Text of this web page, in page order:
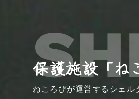
保護施設「ね
ねころびが運営するシェル